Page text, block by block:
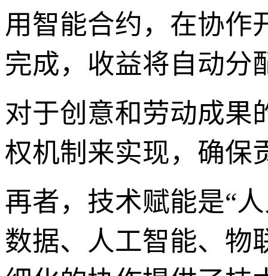
用智能合约，在协作
完成，收益将自动分
对于创意和劳动成果
权机制来实现，确保
再者，技术赋能是“
数据、人工智能、物